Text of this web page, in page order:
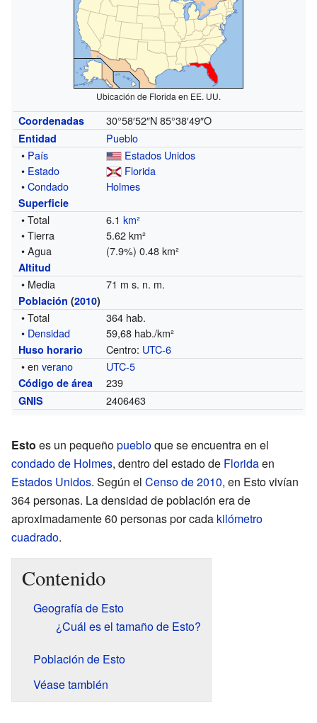
Ubicación de Florida en EE. UU.
Coordenadas 30°58′52″N 85°38′49″O
Entidad
Pueblo
• País
Estados Unidos
• Estado
Florida
•Condado Holmes
Superficie
• Total 6.1km²
• Tierra
5.62 km²
• Agua
(7.9%) 0.48 km²
Altitud
• Media 71 m s. n. m.
Población (2010)
• Total
364 hab.
• Densidad 59,68 hab./km²
Huso horario Centro: UTC-6
• enverano UTC-5
Código de área 239
GNIS 2406463
Esto es un pequeñopuebloque se encuentra en el
condado de Holmes, dentro del estado de Floridaen
Estados Unidos. Según el Censo de 2010, en Esto vivían
364 personas. La densidad de población era de
aproximadamente 60 personas por cada kilómetro
cuadrado.
Contenido
Geografía de Esto
¿Cuál es el tamaño de Esto?
Población de Esto
Véase también